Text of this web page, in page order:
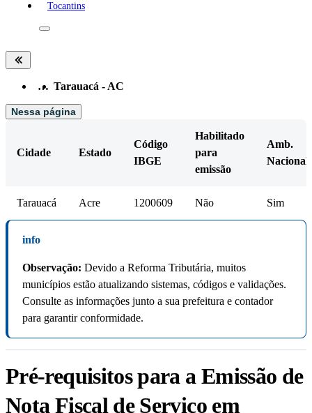
Tocantins
… Tarauacá - AC
Nessa página
Cidade Estado
Código
IBGE
Habilitado
para
emissão
Amb.
Nacional
Tarauacá Acre 1200609 Não Sim
info
Observação: Devido a Reforma Tributária, muitos
municípios estão atualizando sistemas, códigos e validações.
Consulte as informações junto a sua prefeitura e contador
para garantir conformidade.
Pré-requisitos para a Emissão de
Nota Fiscal de Serviço em